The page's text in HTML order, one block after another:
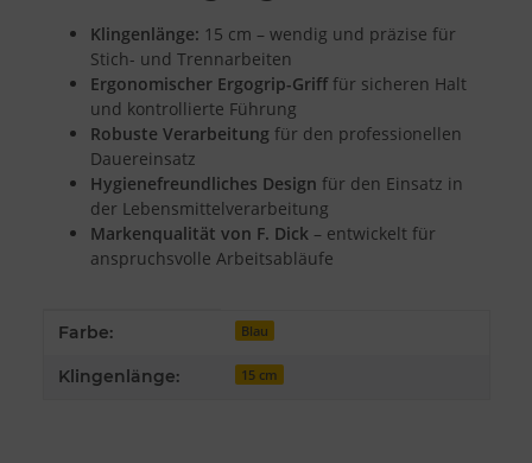
Klingenlänge: 15 cm – wendig und präzise für
Stich- und Trennarbeiten
Ergonomischer Ergogrip-Grifffür sicheren Halt
und kontrollierte Führung
Robuste Verarbeitung für den professionellen
Dauereinsatz
Hygienefreundliches Design für den Einsatz in
der Lebensmittelverarbeitung
Markenqualität von F. Dick – entwickelt für
anspruchsvolle Arbeitsabläufe
Produkteigenschaft
Wert
Farbe: Blau
Klingenlänge: 15 cm
Messung der Werbeleistung
Messung der Performance von Inhalten
Analyse von Zielgruppen durch Statistiken oder Kombinationen
von Daten aus verschiedenen Quellen
Entwicklung und Verbesserung der Angebote
Verwendung reduzierter Daten zur Auswahl von Inhalten
Besondere Features:
Verwendung genauer Standortdaten
Endgeräteeigenschaften zur Identifikation aktiv abfragen